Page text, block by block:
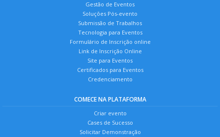
Gestão de Eventos
Soluções Pós-evento
Submissão de Trabalhos
Tecnologia para Eventos
Formulário de Inscrição online
Link de Inscrição Online
Site para Eventos
Certificados para Eventos
Credenciamento
COMECE NA PLATAFORMA
Criar evento
Cases de Sucesso
Solicitar Demonstração